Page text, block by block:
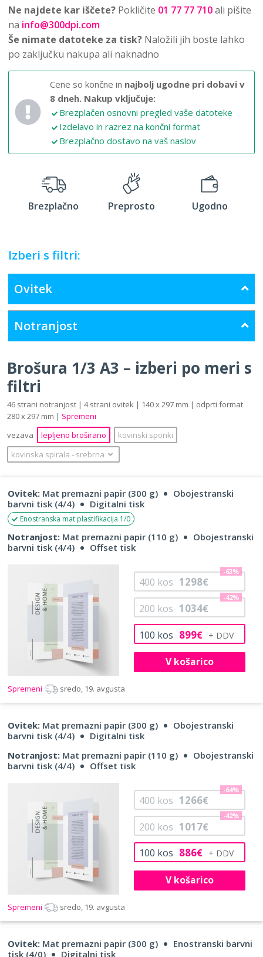
Ne najdete kar iščete? Pokličite 01 77 77 710ali pišite
na info@300dpi.com
Še nimate datoteke za tisk? Naložili jih boste lahko
po zaključku nakupa ali naknadno
Cene so končne in najbolj ugodne pri dobavi v
8 dneh. Nakup vključuje:
Brezplačen osnovni pregled vaše datoteke
Izdelavo in razrez na končni format
Brezplačno dostavo na vaš naslov
Brezplačno Preprosto Ugodno
Izberi s filtri:
Ovitek
Notranjost
Brošura 1/3 A3 – izberi po meri s
filtri
46 strani notranjost | 4 strani ovitek | 140 x 297 mm | odprti format
280 x 297 mm | Spremeni
vezava
lepljeno broširano
kovinski sponki
kovinska spirala ‐ srebrna
Ovitek: Mat premazni papir (300 g)
Obojestranski
barvni tisk (4/4)
Digitalni tisk
Enostranska mat plastifikacija 1/0
Notranjost: Mat premazni papir (110 g)
Obojestranski
barvni tisk (4/4)
Offset tisk
100 kos 899€
200 kos 1034€
-42%
400 kos 1298€
-63%
V košarico
Spremeni sredo, 19. avgusta
Ovitek: Mat premazni papir (300 g)
Obojestranski
barvni tisk (4/4)
Digitalni tisk
Notranjost: Mat premazni papir (110 g)
Obojestranski
barvni tisk (4/4)
Offset tisk
100 kos 886€
200 kos 1017€
-42%
400 kos 1266€
-64%
V košarico
Spremeni sredo, 19. avgusta
Ovitek: Mat premazni papir (300 g)
Enostranski barvni
tisk (4/0)
Digitalni tisk